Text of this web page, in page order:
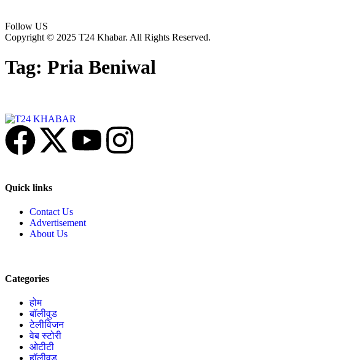
Follow US
Copyright © 2025 T24 Khabar. All Rights Reserved.
Tag: Pria Beniwal
Quick links
Contact Us
Advertisement
About Us
Categories
होम
बॉलीवुड
टेलीविजन
वेब स्टोरी
ओटीटी